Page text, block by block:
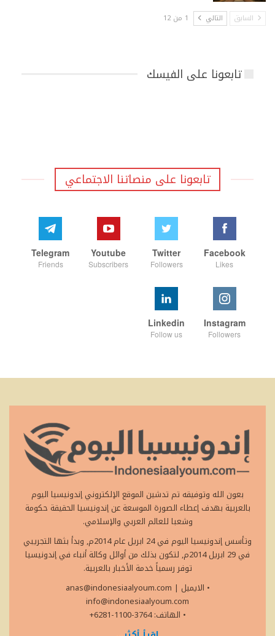
السابق التالي 1 من 12
تابعونا على الفيسك
تابعونا على منصاتنا الاجتماعي
Facebook
Likes
Twitter
Followers
Youtube
Subscribers
Telegram
Friends
Instagram
Followers
Linkedin
Follow us
بعون الله وتوفيقه تم تدشين الموقع الإلكتروني إندونيسيا اليوم
بالعربية بهدف إعطاء الصورة الموسعة عن إندونيسيا الحقيقة حكومة
وشعبا للعالم العربي والإسلامي.
وتأسس إندونيسيا اليوم في 24 ابريل عام 2014م, وبدأ بثها التجريبي
في 29 ابريل 2014م, لتكون بذلك من أوائل وكالة أنباء في إندونيسيا
توفر رسمياً خدمة الأخبار بالعربية.
• الايميل
anas@indonesiaalyoum.com |
info@indonesiaalyoum.com
• الهاتف: 3764-1100-6281+